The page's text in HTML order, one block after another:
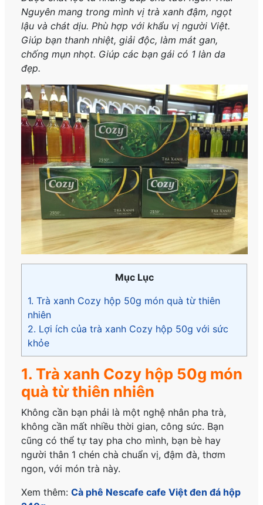
Nguyên mang trong mình vị trà xanh đậm, ngọt
lậu và chát dịu. Phù hợp với khẩu vị người Việt.
Giúp bạn thanh nhiệt, giải độc, làm mát gan,
chống mụn nhọt. Giúp các bạn gái có 1 làn da
đẹp.
Mục Lục
1. Trà xanh Cozy hộp 50g món quà từ thiên
nhiên
2. Lợi ích của trà xanh Cozy hộp 50g với sức
khỏe
1. Trà xanh Cozy hộp 50g món
quà từ thiên nhiên
Không cần bạn phải là một nghệ nhân pha trà,
không cần mất nhiều thời gian, công sức. Bạn
cũng có thể tự tay pha cho mình, bạn bè hay
người thân 1 chén chà chuẩn vị, đậm đà, thơm
ngon, với món trà này.
Xem thêm:Cà phê Nescafe cafe Việt đen đá hộp